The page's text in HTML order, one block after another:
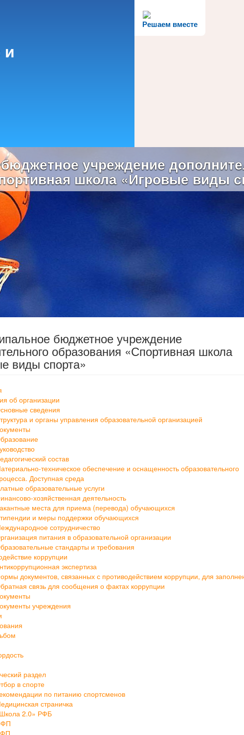
Решаем вместе
и
учреждение
школа «Игровые виды
бюджетное учреждение
образования «Спортивная школа
виды спорта»
об организации
сведения
и органы управления образовательной организацией
состав
техническое обеспечение и оснащенность образовательного
Доступная среда
образовательные услуги
хозяйственная деятельность
места для приема (перевода) обучающихся
и меры поддержки обучающихся
сотрудничество
питания в образовательной организации
стандарты и требования
коррупции
экспертиза
документов, связанных с противодействием коррупции, для
связь для сообщения о фактах коррупции
учреждения
раздел
в спорте
по питанию спортсменов
страничка
2.0» РФБ